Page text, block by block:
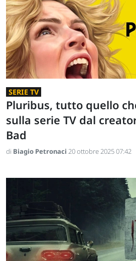
SERIE TV
Pluribus, tutto quello
sulla serie TV dal
Bad
di Biagio Petronaci 20 ottobre 2025 07:42